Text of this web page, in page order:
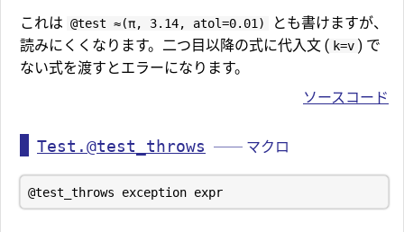
これは @test ≈(π, 3.14, atol=0.01)
とも書けますが、
読みにくくなります。二つ目以降の式に代入文 ( k=v ) で
ない式を渡すとエラーになります。
ソースコード
Test.@test_throws ── マクロ